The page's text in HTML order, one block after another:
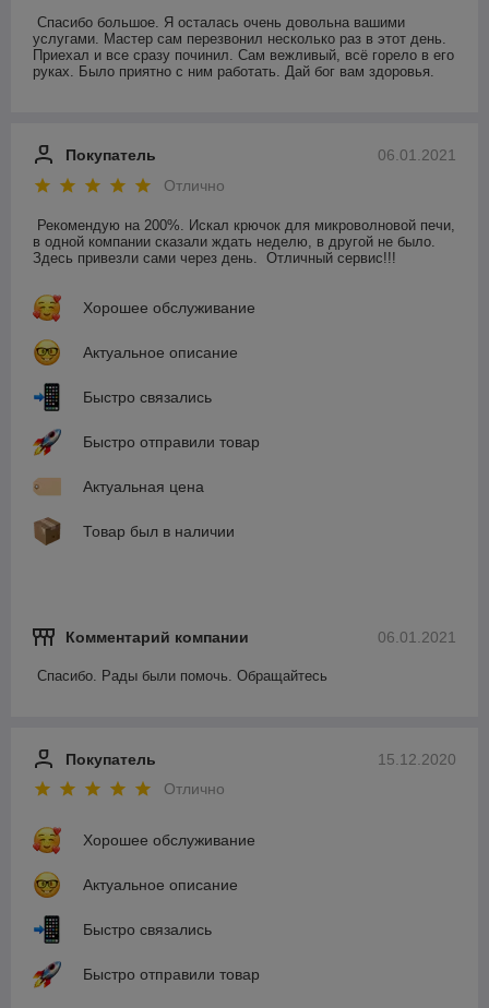
Спасибо большое. Я осталась очень довольна вашими
услугами. Мастер сам перезвонил несколько раз в этот день.
Приехал и все сразу починил. Сам вежливый, всё горело в его
руках. Было приятно с ним работать. Дай бог вам здоровья.
06.01.2021
Покупатель
Отлично
Рекомендую на 200%. Искал крючок для микроволновой печи,
в одной компании сказали ждать неделю, в другой не было.
Здесь привезли сами через день.  Отличный сервис!!!
Хорошее обслуживание
Актуальное описание
Быстро связались
Быстро отправили товар
Актуальная цена
Товар был в наличии
06.01.2021
Комментарий компании
Спасибо. Рады были помочь. Обращайтесь
15.12.2020
Покупатель
Отлично
Хорошее обслуживание
Актуальное описание
Быстро связались
Быстро отправили товар